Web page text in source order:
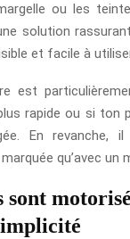
ou les
solution
et facile à
est
rapide ou si ton
En revanche,
qu’avec un
sont